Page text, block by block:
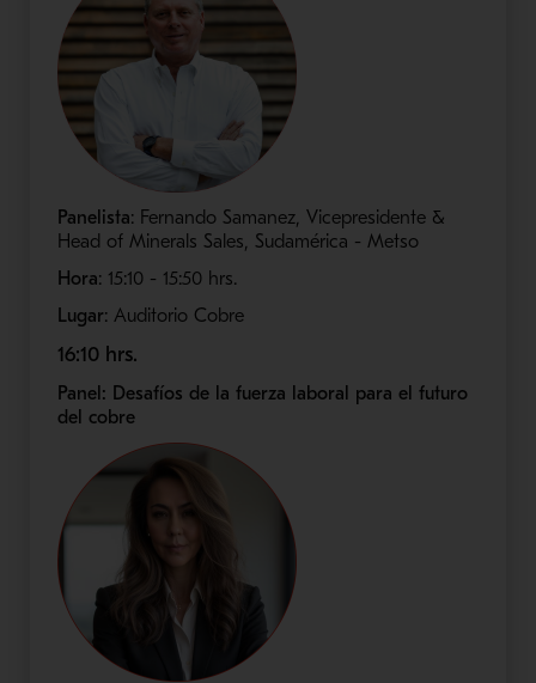
Panelista: Fernando Samanez, Vicepresidente &
Head of Minerals Sales, Sudamérica - Metso
Hora: 15:10 - 15:50​ hrs.
Lugar: Auditorio Cobre
16:10 hrs.
Panel: Desafíos de la fuerza laboral para el futuro
del cobre